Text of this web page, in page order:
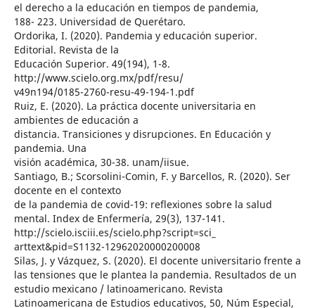
el derecho a la educación en tiempos de pandemia,
188- 223. Universidad de Querétaro.
Ordorika, I. (2020). Pandemia y educación superior.
Editorial. Revista de la
Educación Superior. 49(194), 1-8.
http://www.scielo.org.mx/pdf/resu/
v49n194/0185-2760-resu-49-194-1.pdf
Ruiz, E. (2020). La práctica docente universitaria en
ambientes de educación a
distancia. Transiciones y disrupciones. En Educación y
pandemia. Una
visión académica, 30-38. unam/iisue.
Santiago, B.; Scorsolini-Comin, F. y Barcellos, R. (2020). Ser
docente en el contexto
de la pandemia de covid-19: reflexiones sobre la salud
mental. Index de Enfermería, 29(3), 137-141.
http://scielo.isciii.es/scielo.php?script=sci_
arttext&pid=S1132-12962020000200008
Silas, J. y Vázquez, S. (2020). El docente universitario frente a
las tensiones que le plantea la pandemia. Resultados de un
estudio mexicano / latinoamericano. Revista
Latinoamericana de Estudios educativos, 50, Núm Especial,